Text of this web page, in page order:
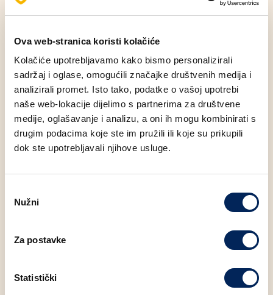
Ova web-stranica koristi kolačiće
Kolačiće upotrebljavamo kako bismo personalizirali
sadržaj i oglase, omogućili značajke društvenih medija i
analizirali promet. Isto tako, podatke o vašoj upotrebi
naše web-lokacije dijelimo s partnerima za društvene
medije, oglašavanje i analizu, a oni ih mogu kombinirati s
drugim podacima koje ste im pružili ili koje su prikupili
dok ste upotrebljavali njihove usluge.
pristanka
Nužni
Za postavke
Statistički
Moglo bi Vas zanimati
KALNIČKI KRUH PAK 600g